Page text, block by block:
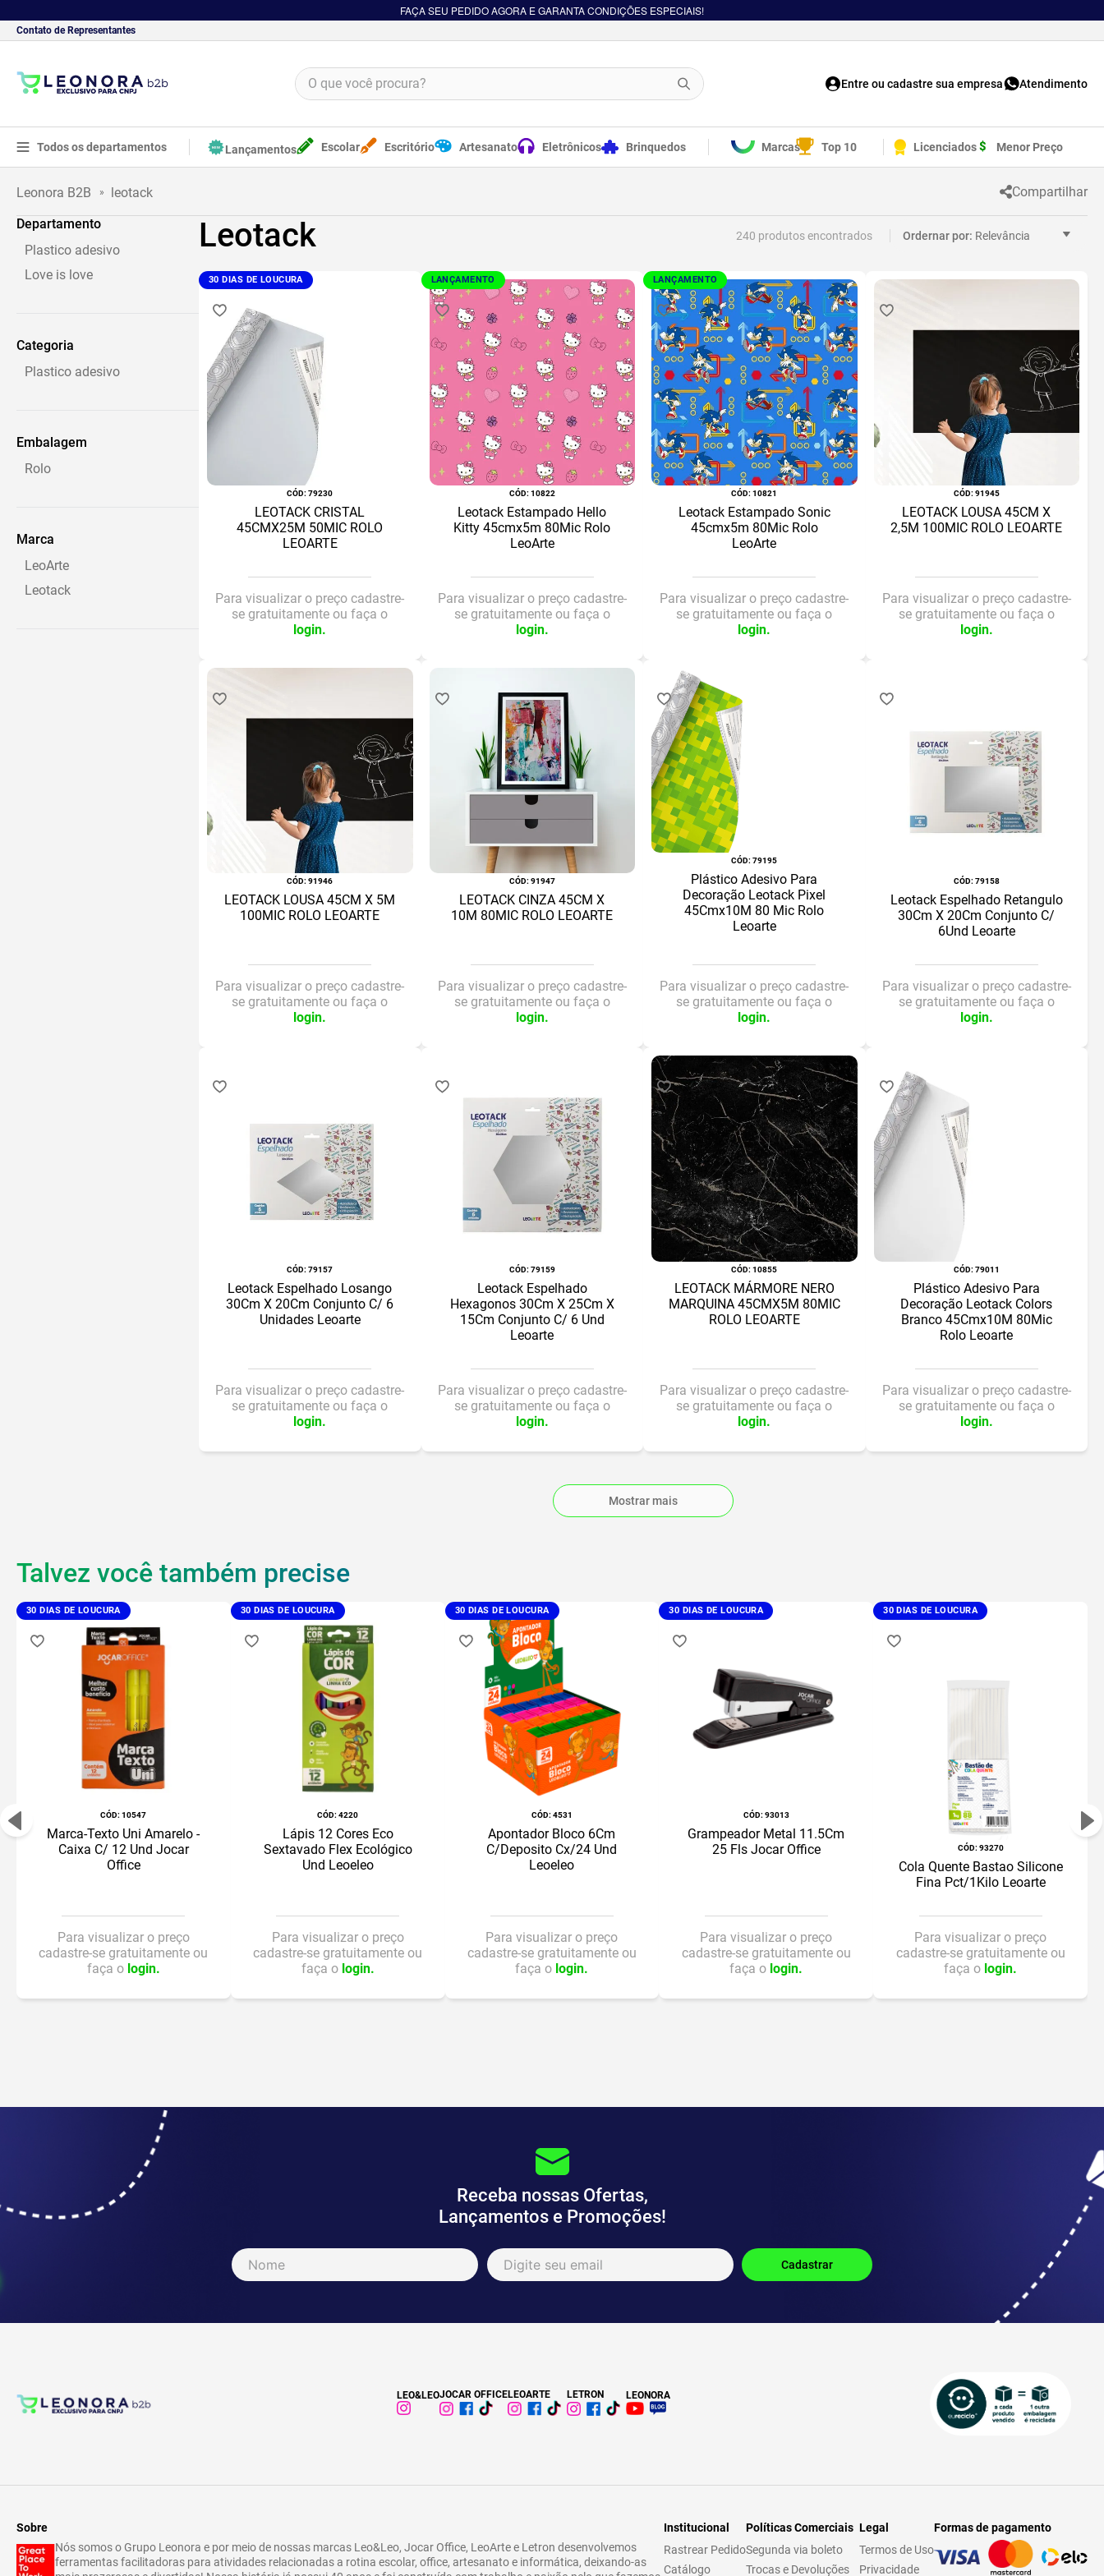
FAÇA SEU PEDIDO AGORA E GARANTA CONDIÇÕES ESPECIAIS!
Contato de Representantes
O que você procura?
Entre ou cadastre sua empresa Atendimento
Todos os departamentos Lançamentos Escolar Escritório Artesanato Eletrônicos Brinquedos Marcas Top 10 Licenciados Menor Preço
leotack Compartilhar
Departamento
Plastico adesivo
Love is love
Categoria
Plastico adesivo
Embalagem
Rolo
Marca
LeoArte
Leotack
Leotack 240 Relevância
30 DIAS DE LOUCURA
:79230
LEOTACK CRISTAL
45CMX25M 50MIC ROLO
LEOARTE
Para visualizar o preço cadastre-
se gratuitamente ou faça o
login.
LANÇAMENTO
:10822
Leotack Estampado Hello
Kitty 45cmx5m 80Mic Rolo
LeoArte
Para visualizar o preço cadastre-
se gratuitamente ou faça o
login.
LANÇAMENTO
:10821
Leotack Estampado Sonic
45cmx5m 80Mic Rolo
LeoArte
Para visualizar o preço cadastre-
se gratuitamente ou faça o
login.
:91945
LEOTACK LOUSA 45CM X
2,5M 100MIC ROLO LEOARTE
Para visualizar o preço cadastre-
se gratuitamente ou faça o
login.
:91946
LEOTACK LOUSA 45CM X 5M
100MIC ROLO LEOARTE
Para visualizar o preço cadastre-
se gratuitamente ou faça o
login.
:91947
LEOTACK CINZA 45CM X
10M 80MIC ROLO LEOARTE
Para visualizar o preço cadastre-
se gratuitamente ou faça o
login.
:79195
Plástico Adesivo Para
Decoração Leotack Pixel
45Cmx10M 80 Mic Rolo
Leoarte
Para visualizar o preço cadastre-
se gratuitamente ou faça o
login.
:79158
Leotack Espelhado Retangulo
30Cm X 20Cm Conjunto C/
6Und Leoarte
Para visualizar o preço cadastre-
se gratuitamente ou faça o
login.
:79157
Leotack Espelhado Losango
30Cm X 20Cm Conjunto C/ 6
Unidades Leoarte
Para visualizar o preço cadastre-
se gratuitamente ou faça o
login.
:79159
Leotack Espelhado
Hexagonos 30Cm X 25Cm X
15Cm Conjunto C/ 6 Und
Leoarte
Para visualizar o preço cadastre-
se gratuitamente ou faça o
login.
:10855
LEOTACK MÁRMORE NERO
MARQUINA 45CMX5M 80MIC
ROLO LEOARTE
Para visualizar o preço cadastre-
se gratuitamente ou faça o
login.
:79011
Plástico Adesivo Para
Decoração Leotack Colors
Branco 45Cmx10M 80Mic
Rolo Leoarte
Para visualizar o preço cadastre-
se gratuitamente ou faça o
login.
Mostrar mais
Talvez você também precise
30 DIAS DE LOUCURA
:10547
Marca-Texto Uni Amarelo -
Caixa C/ 12 Und Jocar
Office
Para visualizar o preço
cadastre-se gratuitamente ou
faça o login.
30 DIAS DE LOUCURA
:4220
Lápis 12 Cores Eco
Sextavado Flex Ecológico
Und Leoeleo
Para visualizar o preço
cadastre-se gratuitamente ou
faça o login.
30 DIAS DE LOUCURA
:4531
Apontador Bloco 6Cm
C/Deposito Cx/24 Und
Leoeleo
Para visualizar o preço
cadastre-se gratuitamente ou
faça o login.
30 DIAS DE LOUCURA
:93013
Grampeador Metal 11.5Cm
25 Fls Jocar Office
Para visualizar o preço
cadastre-se gratuitamente ou
faça o login.
30 DIAS DE LOUCURA
:93270
Cola Quente Bastao Silicone
Fina Pct/1Kilo Leoarte
Para visualizar o preço
cadastre-se gratuitamente ou
faça o login.
Receba nossas Ofertas,
Lançamentos e Promoções!
LEO&LEOJOCAR OFFICELEOARTE LETRON LEONORA
Sobre
Nós somos o Grupo Leonora e por meio de nossas marcas Leo&Leo, Jocar Office, LeoArte e Letron desenvolvemos
ferramentas facilitadoras para atividades relacionadas a rotina escolar, office, artesanato e informática, deixando-as
Institucional
Rastrear Pedido
Catálogo
Políticas Comerciais
Segunda via boleto
Trocas e Devoluções
Legal
Termos de Uso
Privacidade
Formas de pagamento
borracha
2º
apontador